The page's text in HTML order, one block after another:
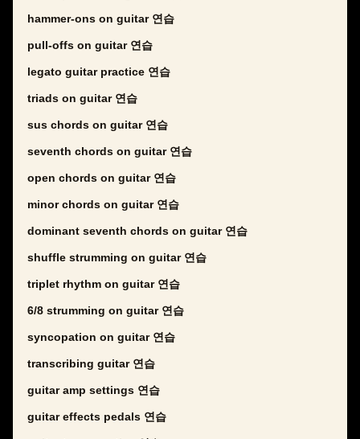
hammer-ons on guitar 연습
pull-offs on guitar 연습
legato guitar practice 연습
triads on guitar 연습
sus chords on guitar 연습
seventh chords on guitar 연습
open chords on guitar 연습
minor chords on guitar 연습
dominant seventh chords on guitar 연습
shuffle strumming on guitar 연습
triplet rhythm on guitar 연습
6/8 strumming on guitar 연습
syncopation on guitar 연습
transcribing guitar 연습
guitar amp settings 연습
guitar effects pedals 연습